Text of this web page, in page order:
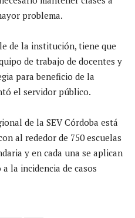
problema.
de la institución, tiene que
de trabajo de docentes y
para beneficio de la
el servidor público.
de la SEV Córdoba está
al rededor de 750 escuelas
y en cada una se aplican
la incidencia de casos